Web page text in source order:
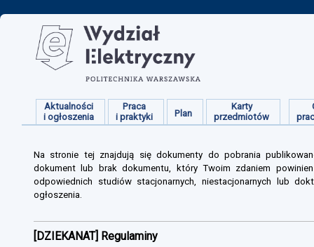
Aktualności
i ogłoszenia
Praca
i praktyki
Plan
Karty
przedmiotów
Na stronie tej znajdują się dokumenty do pobrania
dokument lub brak dokumentu, który Twoim zdaniem
odpowiednich studiów stacjonarnych, niestacjonarnych lub
ogłoszenia.
[DZIEKANAT] Regulaminy